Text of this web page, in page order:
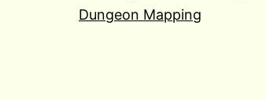
Dungeon Mapping